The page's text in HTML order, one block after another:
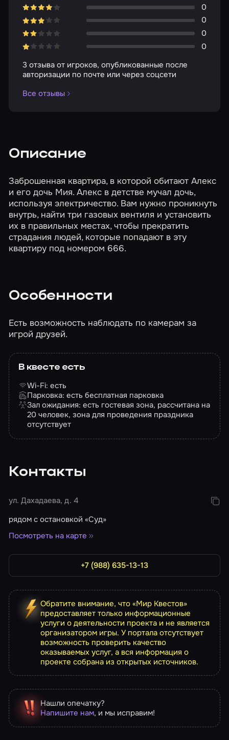
0
0
0
0
3 отзыва от игроков, опубликованные после
авторизации по почте или через соцсети
Все отзывы
Описание
Заброшенная квартира, в которой обитают Алекс
и его дочь Мия. Алекс в детстве мучал дочь,
используя электричество. Вам нужно проникнуть
внутрь, найти три газовых вентиля и установить
их в правильных местах, чтобы прекратить
страдания людей, которые попадают в эту
квартиру под номером 666.
Особенности
Есть возможность наблюдать по камерам за
игрой друзей.
В квесте есть
Wi-Fi: есть
Парковка: есть бесплатная парковка
Зал ожидания: есть гостевая зона, рассчитана на
20 человек, зона для проведения праздника
отсутствует
Контакты
ул. Дахадаева, д. 4
рядом с остановкой «Суд»
Посмотреть на карте
+7 (988) 635-13-13
Обратите внимание, что «Мир Квестов»
предоставляет только информационные
услуги о деятельности проекта и не является
организатором игры. У портала отсутствует
возможность проверить качество
оказываемых услуг, а вся информация о
проекте собрана из открытых источников.
Нашли опечатку?
Напишите нам, и мы исправим!